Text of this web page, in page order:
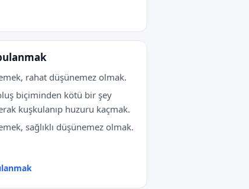
rahat düşünemez olmak.
biçiminden kötü bir şey
kuşkulanıp huzuru kaçmak.
sağlıklı düşünemez olmak.